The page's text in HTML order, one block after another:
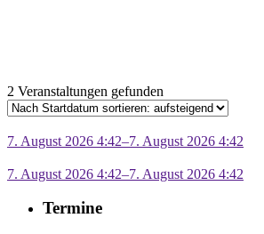
2 Veranstaltungen gefunden
7. August 2026 4:42–7. August 2026 4:42
7. August 2026 4:42–7. August 2026 4:42
Termine